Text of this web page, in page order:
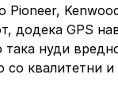
додека GPS
нуди
квалитетни